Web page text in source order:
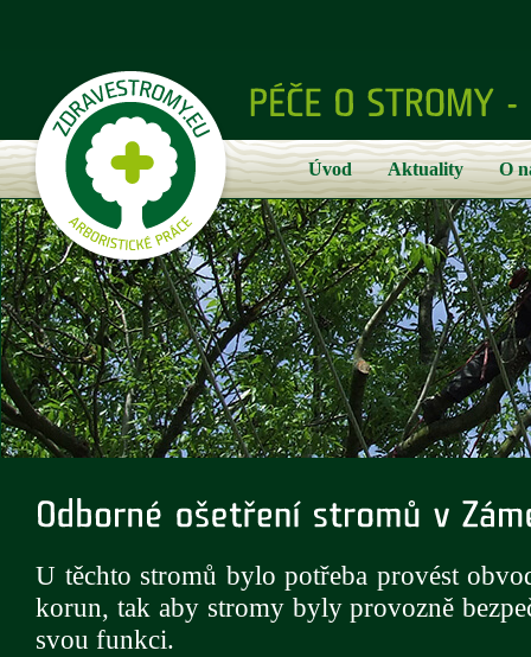
U těchto stromů bylo potřeba provést
korun, tak aby stromy byly provozně
svou funkci.
Úvod Aktuality O